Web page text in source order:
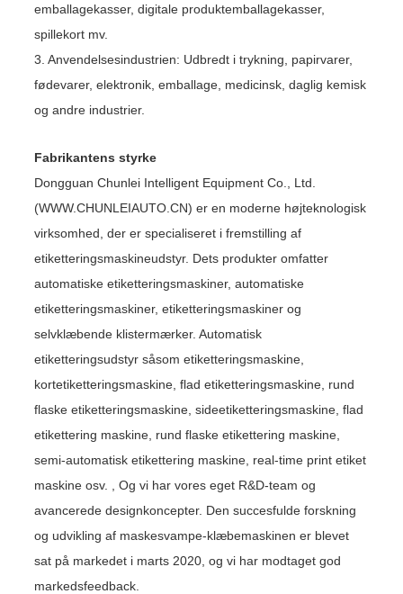
emballagekasser, digitale produktemballagekasser,
spillekort mv.
3. Anvendelsesindustrien: Udbredt i trykning, papirvarer,
fødevarer, elektronik, emballage, medicinsk, daglig kemisk
og andre industrier.
Fabrikantens styrke
Dongguan Chunlei Intelligent Equipment Co., Ltd.
(WWW.CHUNLEIAUTO.CN) er en moderne højteknologisk
virksomhed, der er specialiseret i fremstilling af
etiketteringsmaskineudstyr. Dets produkter omfatter
automatiske etiketteringsmaskiner, automatiske
etiketteringsmaskiner, etiketteringsmaskiner og
selvklæbende klistermærker. Automatisk
etiketteringsudstyr såsom etiketteringsmaskine,
kortetiketteringsmaskine, flad etiketteringsmaskine, rund
flaske etiketteringsmaskine, sideetiketteringsmaskine, flad
etikettering maskine, rund flaske etikettering maskine,
semi-automatisk etikettering maskine, real-time print etiket
maskine osv. , Og vi har vores eget R&D-team og
avancerede designkoncepter. Den succesfulde forskning
og udvikling af maskesvampe-klæbemaskinen er blevet
sat på markedet i marts 2020, og vi har modtaget god
markedsfeedback.